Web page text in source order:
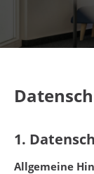
1.
Allgemeine